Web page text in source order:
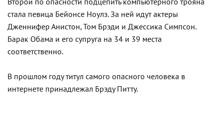
Второй по опасности подцепить компьютерного трояна
стала певица Бейонсе Ноулз. За ней идут актеры
Дженнифер Анистон, Том Брэди и Джессика Симпсон.
Барак Обама и его супруга на 34 и 39 места
соответственно.
В прошлом году титул самого опасного человека в
интернете принадлежал Брэду Питту.